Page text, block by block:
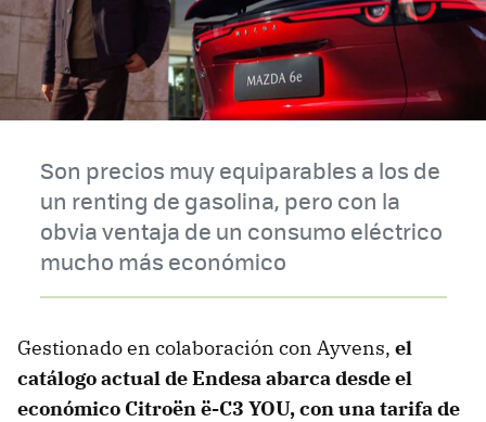
Son precios muy equiparables a los de
un renting de gasolina, pero con la
obvia ventaja de un consumo eléctrico
mucho más económico
Gestionado en colaboración con Ayvens, el
catálogo actual de Endesa abarca desde el
económico Citroën ë-C3 YOU, con una tarifa de